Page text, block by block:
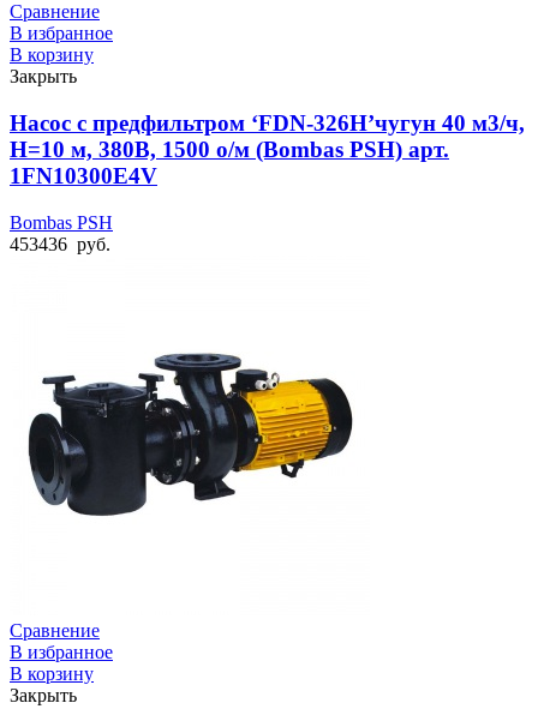
Сравнение
В избранное
В корзину
Закрыть
Насос с предфильтром ‘FDN-326H’чугун 40 м3/ч,
Н=10 м, 380В, 1500 о/м (Bombas PSH) арт.
1FN10300E4V
Bombas PSH
453436 руб.
Сравнение
В избранное
В корзину
Закрыть